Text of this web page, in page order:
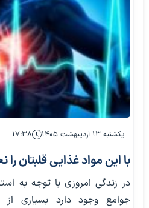
یکشنبه ۱۳ اردیبهشت ۱۴۰۵ ۱۷:۳۸
با این مواد غذایی قلبتان
در زندگی امروزی با توجه به
جوامع وجود دارد بسیاری